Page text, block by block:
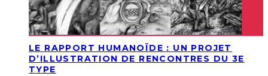
LE RAPPORT HUMANOÏDE : UN PROJET
D’ILLUSTRATION DE RENCONTRES DU 3E
TYPE